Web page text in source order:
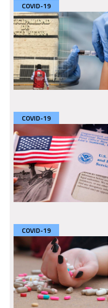
COVID-19
COVID-19
COVID-19